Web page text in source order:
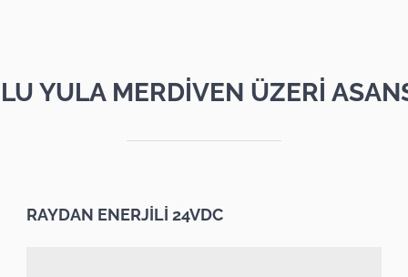
YULA MERDİVEN ÜZERİ
RAYDAN ENERJİLİ 24VDC